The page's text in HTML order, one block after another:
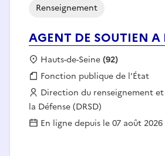
AGENT DE SOUTIEN A
Renseignement
Localisation :
Hauts-de-Seine(92)
Fonction publique :
Fonction publique de l'État
Employeur :
Direction du renseignement
la Défense (DRSD)
En ligne depuis le 07 août 2026